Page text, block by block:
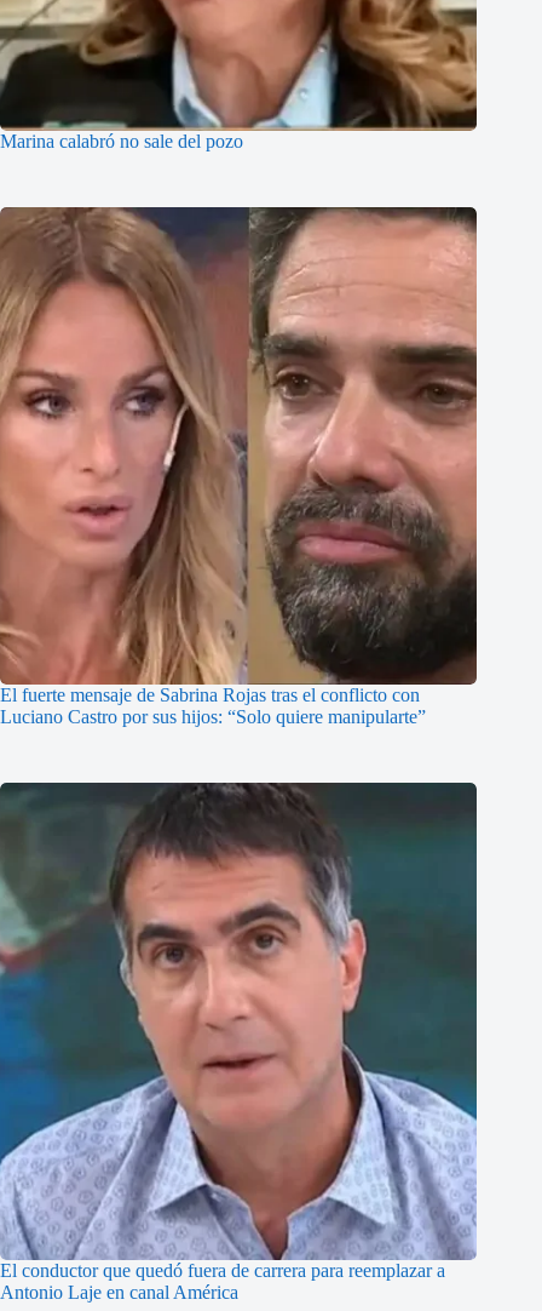
Marina calabró no sale del pozo
El fuerte mensaje de Sabrina Rojas tras el conflicto con
Luciano Castro por sus hijos: “Solo quiere manipularte”
El conductor que quedó fuera de carrera para reemplazar a
Antonio Laje en canal América